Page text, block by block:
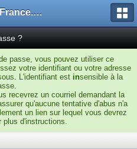
Legacy-France.org - Forum
?
passe, vous pouvez utiliser ce
votre identifiant ou votre adresse
L'identifiant est insensible à la
recevrez un courriel demandant la
qu'aucune tentative d'abus n'a
un lien sur lequel vous devrez
plus d'instructions.